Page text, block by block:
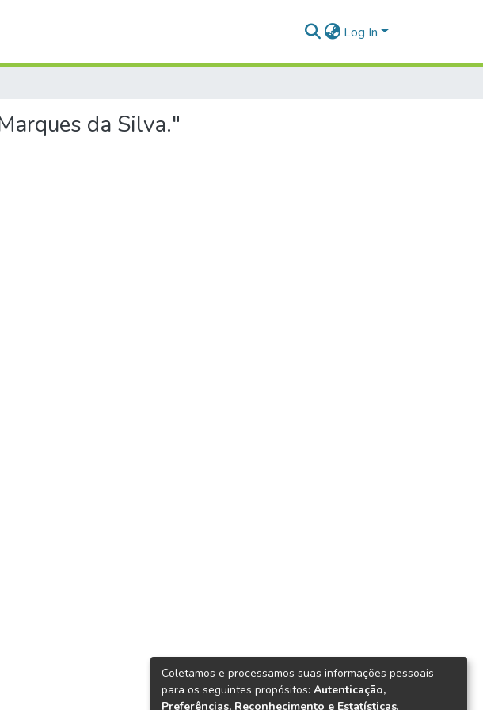
Log In
da Silva."
Coletamos e processamos suas informações pessoais
para os seguintes propósitos: Autenticação,
Preferências, Reconhecimento e Estatísticas.